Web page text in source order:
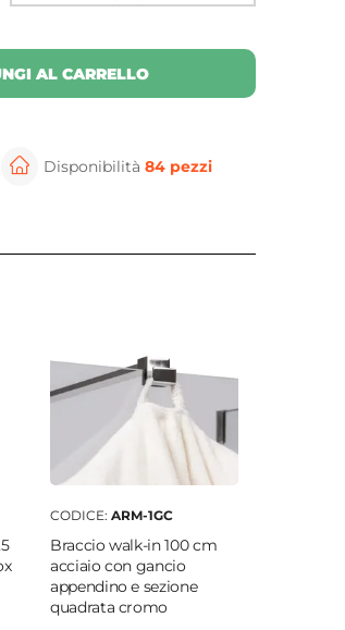
AL CARRELLO
Disponibilità 84 pezzi
CODICE: ARM-1GC
Braccio walk-in 100 cm
acciaio con gancio
appendino e sezione
quadrata cromo